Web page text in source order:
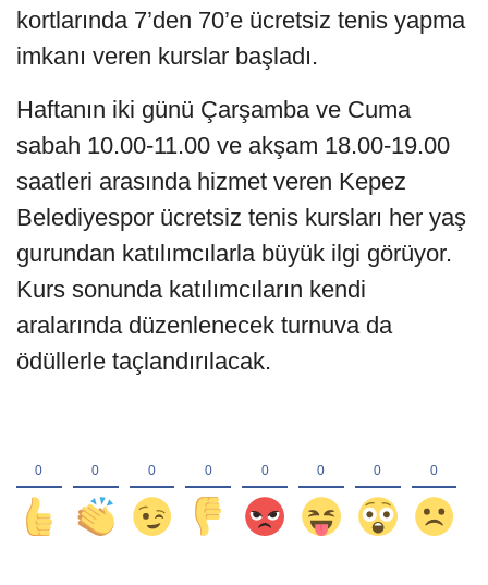
kortlarında 7’den 70’e ücretsiz tenis yapma
imkanı veren kurslar başladı.
Haftanın iki günü Çarşamba ve Cuma
sabah 10.00-11.00 ve akşam 18.00-19.00
saatleri arasında hizmet veren Kepez
Belediyespor ücretsiz tenis kursları her yaş
gurundan katılımcılarla büyük ilgi görüyor.
Kurs sonunda katılımcıların kendi
aralarında düzenlenecek turnuva da
ödüllerle taçlandırılacak.